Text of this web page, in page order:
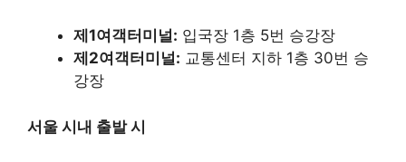
제1여객터미널: 입국장 1층 5번 승강장​
제2여객터미널: 교통센터 지하 1층 30번 승
강장​
서울 시내 출발 시